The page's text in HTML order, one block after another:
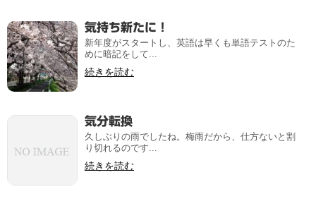
気持ち新たに！
新年度がスタートし、英語は早くも単語テストのた
めに暗記をして...
続きを読む
気分転換
久しぶりの雨でしたね。梅雨だから、仕方ないと割
り切れるのです...
続きを読む